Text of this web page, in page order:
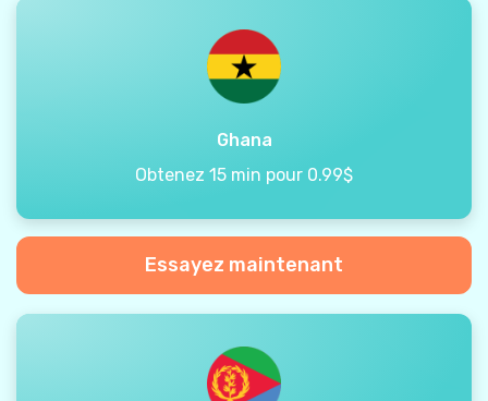
Ghana
Obtenez 15 min pour 0.99$
Essayez maintenant